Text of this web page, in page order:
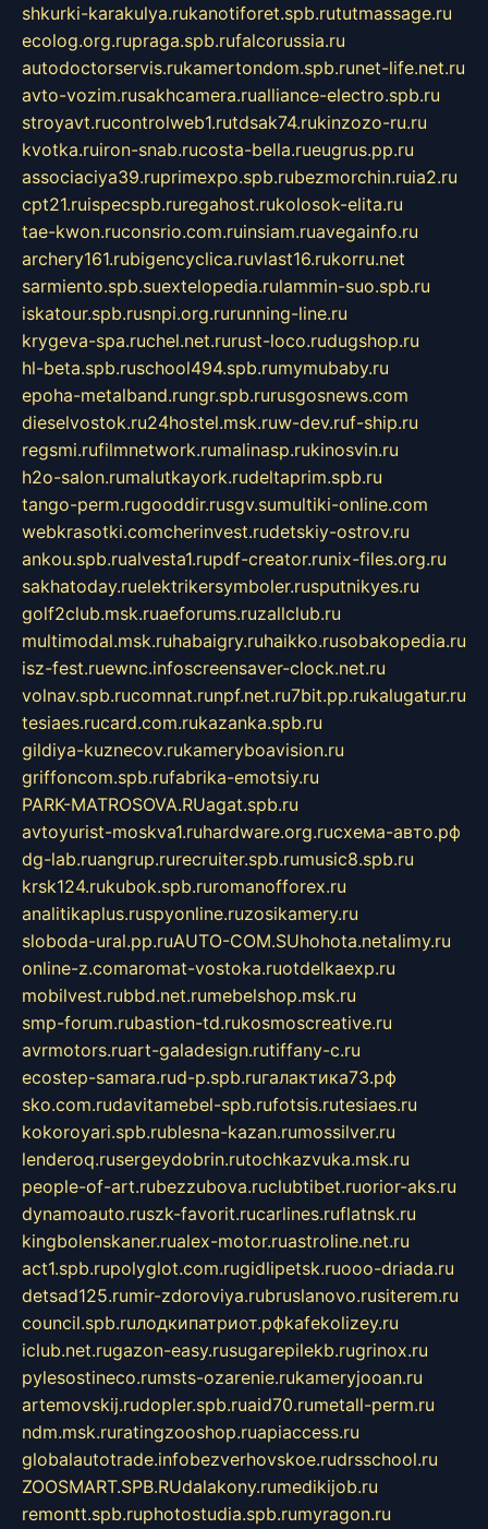
shkurki-karakulya.rukanotiforet.spb.rututmassage.ru
ecolog.org.rupraga.spb.rufalcorussia.ru
autodoctorservis.rukamertondom.spb.runet-life.net.ru
avto-vozim.rusakhcamera.rualliance-electro.spb.ru
stroyavt.rucontrolweb1.rutdsak74.rukinzozo-ru.ru
kvotka.ruiron-snab.rucosta-bella.rueugrus.pp.ru
associaciya39.ruprimexpo.spb.rubezmorchin.ruia2.ru
cpt21.ruispecspb.ruregahost.rukolosok-elita.ru
tae-kwon.ruconsrio.com.ruinsiam.ruavegainfo.ru
archery161.rubigencyclica.ruvlast16.rukorru.net
sarmiento.spb.suextelopedia.rulammin-suo.spb.ru
iskatour.spb.rusnpi.org.rurunning-line.ru
krygeva-spa.ruchel.net.rurust-loco.rudugshop.ru
hl-beta.spb.ruschool494.spb.rumymubaby.ru
epoha-metalband.rungr.spb.rurusgosnews.com
dieselvostok.ru24hostel.msk.ruw-dev.ruf-ship.ru
regsmi.rufilmnetwork.rumalinasp.rukinosvin.ru
h2o-salon.rumalutkayork.rudeltaprim.spb.ru
tango-perm.rugooddir.rusgv.sumultiki-online.com
webkrasotki.comcherinvest.rudetskiy-ostrov.ru
ankou.spb.rualvesta1.rupdf-creator.runix-files.org.ru
sakhatoday.ruelektrikersymboler.rusputnikyes.ru
golf2club.msk.ruaeforums.ruzallclub.ru
multimodal.msk.ruhabaigry.ruhaikko.rusobakopedia.ru
isz-fest.ruewnc.infoscreensaver-clock.net.ru
volnav.spb.rucomnat.runpf.net.ru7bit.pp.rukalugatur.ru
tesiaes.rucard.com.rukazanka.spb.ru
gildiya-kuznecov.rukameryboavision.ru
griffoncom.spb.rufabrika-emotsiy.ru
PARK-MATROSOVA.RUagat.spb.ru
avtoyurist-moskva1.ruhardware.org.ruсхема-авто.рф
dg-lab.ruangrup.rurecruiter.spb.rumusic8.spb.ru
krsk124.rukubok.spb.ruromanofforex.ru
analitikaplus.ruspyonline.ruzosikamery.ru
sloboda-ural.pp.ruAUTO-COM.SUhohota.netalimy.ru
online-z.comaromat-vostoka.ruotdelkaexp.ru
mobilvest.rubbd.net.rumebelshop.msk.ru
smp-forum.rubastion-td.rukosmoscreative.ru
avrmotors.ruart-galadesign.rutiffany-c.ru
ecostep-samara.rud-p.spb.ruгалактика73.рф
sko.com.rudavitamebel-spb.rufotsis.rutesiaes.ru
kokoroyari.spb.rublesna-kazan.rumossilver.ru
lenderoq.rusergeydobrin.rutochkazvuka.msk.ru
people-of-art.rubezzubova.ruclubtibet.ruorior-aks.ru
dynamoauto.ruszk-favorit.rucarlines.ruflatnsk.ru
kingbolenskaner.rualex-motor.ruastroline.net.ru
act1.spb.rupolyglot.com.rugidlipetsk.ruooo-driada.ru
detsad125.rumir-zdoroviya.rubruslanovo.rusiterem.ru
council.spb.ruлодкипатриот.рфkafekolizey.ru
iclub.net.rugazon-easy.rusugarepilekb.rugrinox.ru
pylesostineco.rumsts-ozarenie.rukameryjooan.ru
artemovskij.rudopler.spb.ruaid70.rumetall-perm.ru
ndm.msk.ruratingzooshop.ruapiaccess.ru
globalautotrade.infobezverhovskoe.rudrsschool.ru
ZOOSMART.SPB.RUdalakony.rumedikijob.ru
remontt.spb.ruphotostudia.spb.rumyragon.ru